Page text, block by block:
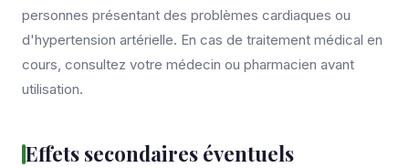
personnes présentant des problèmes cardiaques ou
d'hypertension artérielle. En cas de traitement médical en
cours, consultez votre médecin ou pharmacien avant
utilisation.
Effets secondaires éventuels